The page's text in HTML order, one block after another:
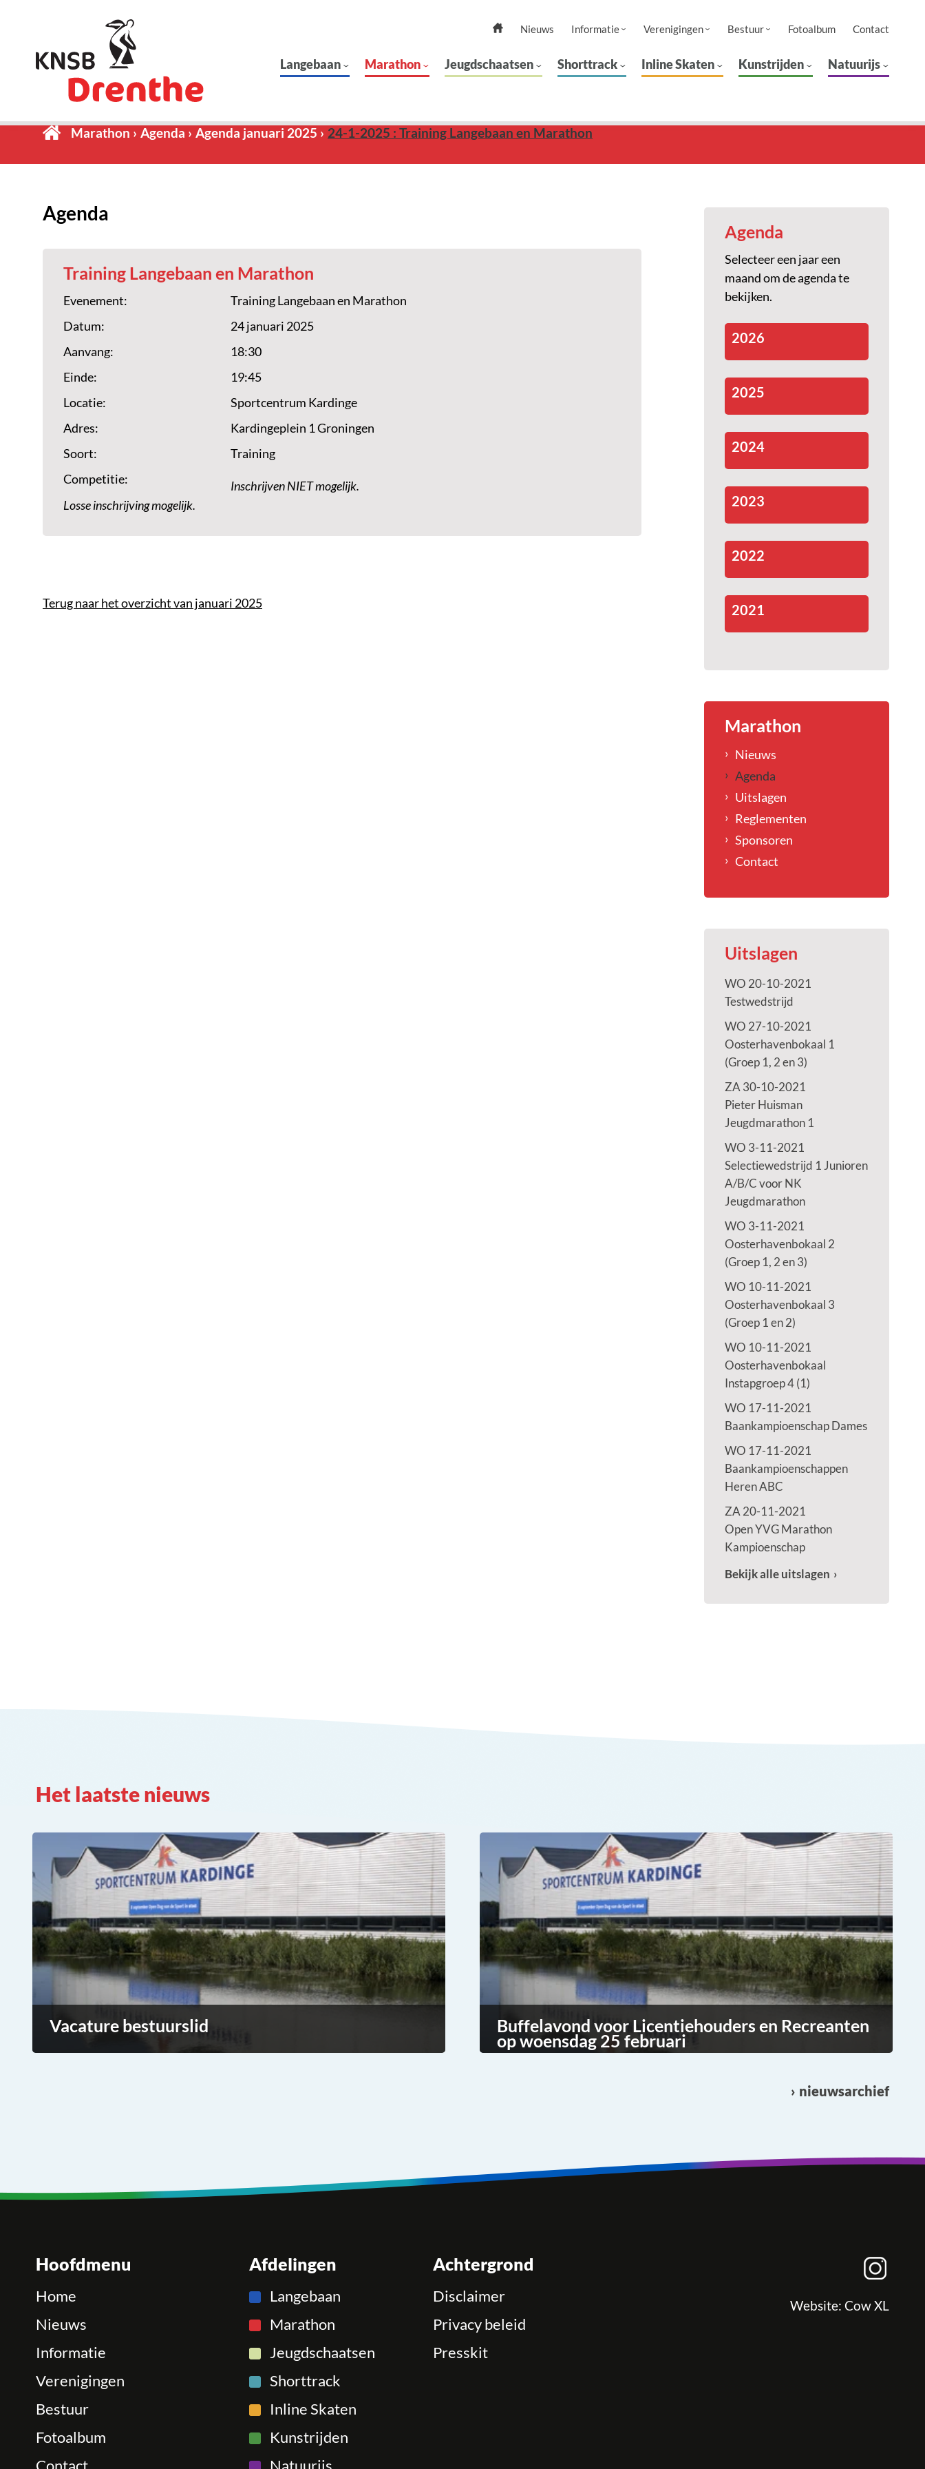
Nieuws Informatie Verenigingen Bestuur Fotoalbum Contact
Langebaan Marathon Jeugdschaatsen Shorttrack Inline Skaten Kunstrijden Natuurijs
Marathon Agenda Agenda januari 2025 24-1-2025 : Training Langebaan en Marathon
Agenda
Training Langebaan en Marathon
Evenement:
Training Langebaan en Marathon
Datum:
24 januari 2025
Aanvang:
18:30
Einde:
19:45
Locatie:
Sportcentrum Kardinge
Adres:
Kardingeplein 1 Groningen
Soort:
Training
Competitie:
Inschrijven NIET mogelijk.
Losse inschrijving mogelijk.
Terug naar het overzicht van januari 2025
Agenda
Selecteer een jaar een
maand om de agenda te
bekijken.
2026
2025
2024
2023
2022
2021
Marathon
Nieuws
Agenda
Uitslagen
Reglementen
Sponsoren
Contact
Uitslagen
WO 20-10-2021
Testwedstrijd
WO 27-10-2021
Oosterhavenbokaal 1
(Groep 1, 2 en 3)
ZA 30-10-2021
Pieter Huisman
Jeugdmarathon 1
WO 3-11-2021
Selectiewedstrijd 1 Junioren
A/B/C voor NK
Jeugdmarathon
WO 3-11-2021
Oosterhavenbokaal 2
(Groep 1, 2 en 3)
WO 10-11-2021
Oosterhavenbokaal 3
(Groep 1 en 2)
WO 10-11-2021
Oosterhavenbokaal
Instapgroep 4 (1)
WO 17-11-2021
Baankampioenschap Dames
WO 17-11-2021
Baankampioenschappen
Heren ABC
ZA 20-11-2021
Open YVG Marathon
Kampioenschap
Bekijk alle uitslagen
Het laatste nieuws
Vacature bestuurslid Buffelavond voor Licentiehouders en Recreanten
op woensdag 25 februari
nieuwsarchief
Hoofdmenu
Home
Nieuws
Informatie
Verenigingen
Bestuur
Fotoalbum
Contact
Afdelingen
Langebaan
Marathon
Jeugdschaatsen
Shorttrack
Inline Skaten
Kunstrijden
Natuurijs
Achtergrond
Disclaimer
Privacy beleid
Presskit
Website: Cow XL